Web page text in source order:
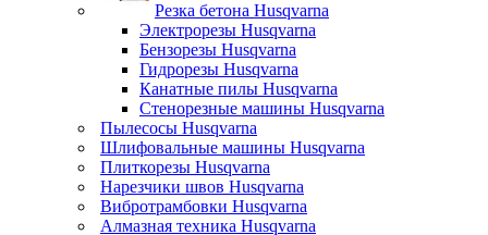
Резка бетона Husqvarna
Электрорезы Husqvarna
Бензорезы Husqvarna
Гидрорезы Husqvarna
Канатные пилы Husqvarna
Стенорезные машины Husqvarna
Пылесосы Husqvarna
Шлифовальные машины Husqvarna
Плиткорезы Husqvarna
Нарезчики швов Husqvarna
Вибротрамбовки Husqvarna
Алмазная техника Husqvarna